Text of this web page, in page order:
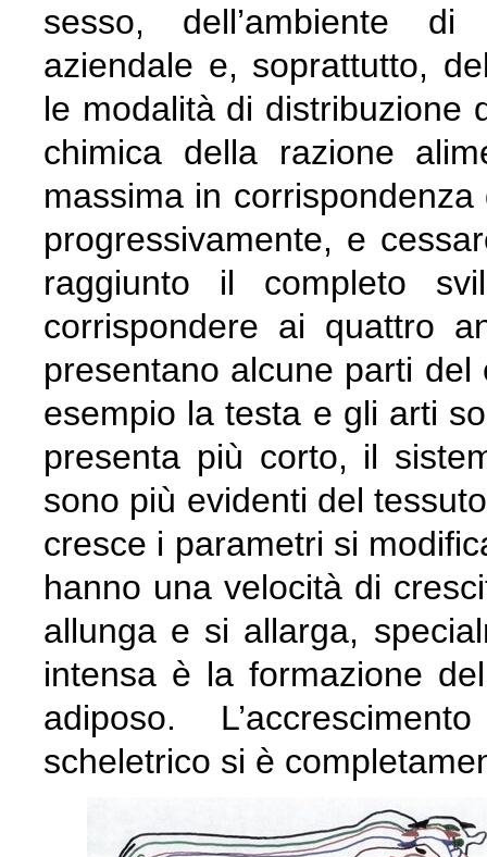
sesso, dell’ambiente di
aziendale e, soprattutto,
le modalità di distribuzione
chimica della razione
massima in
progressivamente, e
raggiunto il completo
corrispondere ai quattro
presentano alcune parti
esempio la testa e gli arti
presenta più corto, il
sono più evidenti del
cresce i parametri si
hanno una velocità di
allunga e si allarga,
intensa è la formazione
adiposo.
scheletrico si è